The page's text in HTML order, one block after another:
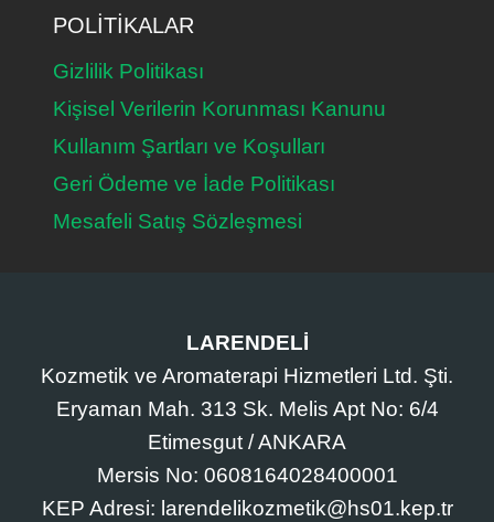
POLITIKALAR
Gizlilik Politikası
Kişisel Verilerin Korunması Kanunu
Kullanım Şartları ve Koşulları
Geri Ödeme ve İade Politikası
Mesafeli Satış Sözleşmesi
LARENDELİ
Kozmetik ve Aromaterapi Hizmetleri Ltd. Şti.
Eryaman Mah. 313 Sk. Melis Apt No: 6/4
Etimesgut / ANKARA
Mersis No: 0608164028400001
KEP Adresi: larendelikozmetik@hs01.kep.tr